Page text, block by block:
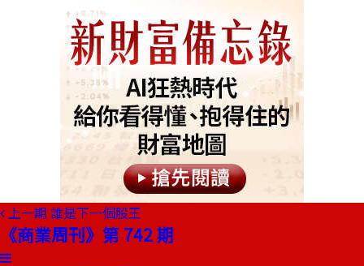
上一期 誰是下一個股王
《商業周刊》第 742 期